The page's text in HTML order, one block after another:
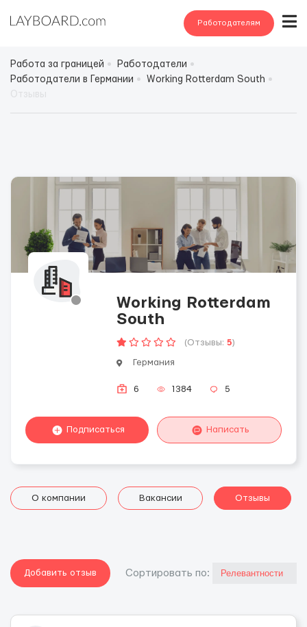
Работодателям
Работа за границей
Работодатели
Работодатели в Германии
Working Rotterdam South
Working Rotterdam
South
(Отзывы: 5)
Германия
6 1384 5
Подписаться Написать
О компании Вакансии Отзывы
Добавить отзыв Cортировать по: